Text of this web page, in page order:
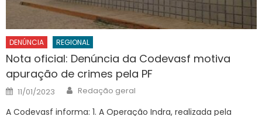
DENÚNCIA REGIONAL
Nota oficial: Denúncia da Codevasf motiva
apuração de crimes pela PF
Posted
on
11/01/2023 Author
Redação geral
A Codevasf informa: 1. A Operação Indra, realizada pela